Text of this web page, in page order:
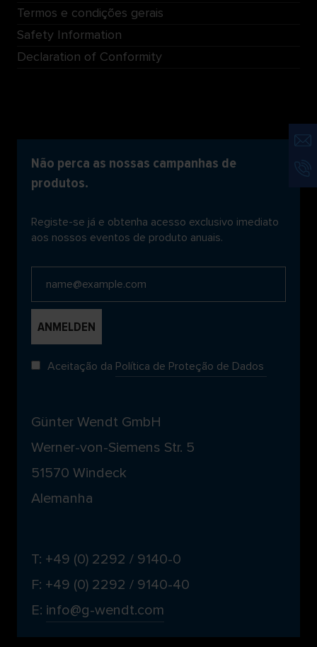
Termos e condições gerais
Safety Information
Declaration of Conformity
Não perca as nossas campanhas de
produtos.
Registe-se já e obtenha acesso exclusivo imediato
aos nossos eventos de produto anuais.
Aceitação da Política de Proteção de Dados
Günter Wendt GmbH
Werner-von-Siemens Str. 5
51570 Windeck
Alemanha
T: +49 (0) 2292 / 9140-0
F: +49 (0) 2292 / 9140-40
E: info@g-wendt.com